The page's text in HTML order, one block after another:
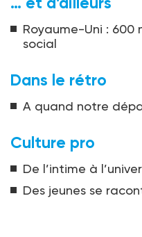
Royaume-Uni : 600
social
Dans le rétro
A quand notre
Culture pro
De l’intime à
Des jeunes se